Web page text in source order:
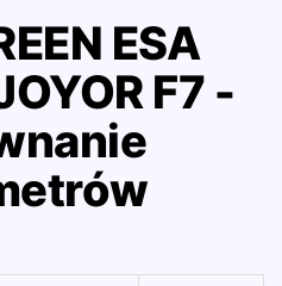
ESA
F7 -